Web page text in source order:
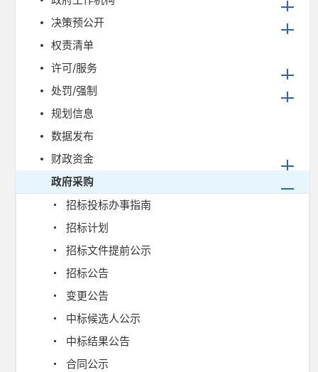
决策预公开
权责清单
许可/服务
处罚/强制
规划信息
数据发布
财政资金
政府采购
招标投标办事指南
招标计划
招标文件提前公示
招标公告
变更公告
中标候选人公示
中标结果公告
合同公示